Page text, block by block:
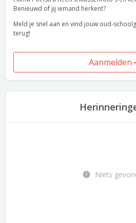
Benieuwd of jij iemand herkent?
Meld je snel aan en vind jouw oud-
terug!
Aanmelden
Niets